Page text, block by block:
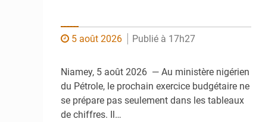
5 août 2026 Publié à 17h27
Niamey, 5 août 2026 — Au ministère nigérien
du Pétrole, le prochain exercice budgétaire ne
se prépare pas seulement dans les tableaux
de chiffres. Il…